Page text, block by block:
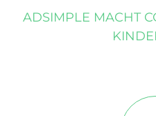
ADSIMPLE MACHT